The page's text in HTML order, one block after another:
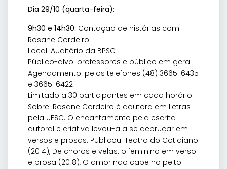
Dia 29/10 (quarta-feira):
9h30 e 14h30: Contação de histórias com
Rosane Cordeiro
Local: Auditório da BPSC
Público-alvo: professores e público em geral
Agendamento: pelos telefones (48) 3665-6435
e 3665-6422
Limitado a 30 participantes em cada horário
Sobre: Rosane Cordeiro é doutora em Letras
pela UFSC. O encantamento pela escrita
autoral e criativa levou-a a se debruçar em
versos e prosas. Publicou: Teatro do Cotidiano
(2014), De choros e velas: o feminino em verso
e prosa (2018), O amor não cabe no peito